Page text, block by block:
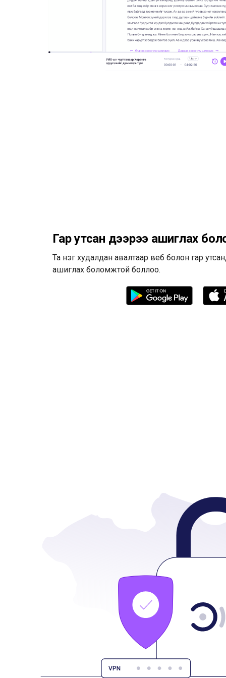
Гар утсан дээрээ ашиглах
Та нэг худалдан авалтаар веб болон гар
ашиглах боломжтой боллоо.